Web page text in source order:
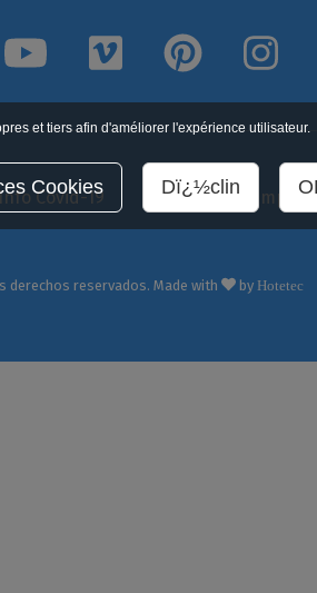
Covid-19 Cookies Empleo
derechos reservados. Made with by Hotetec
et tiers afin d'améliorer l'expérience utilisateur.
Cookies Dï¿½clin